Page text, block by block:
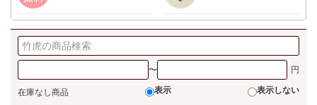
〜
在庫なし商品 表示 表示しない